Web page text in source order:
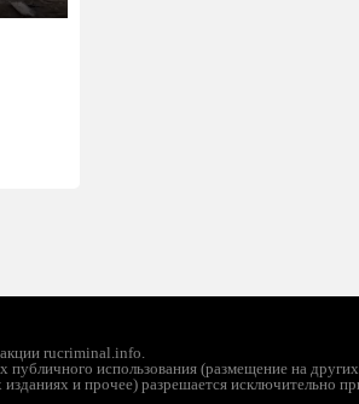
PIP
rucriminal.info.
публичного использования (размещение на других
и прочее) разрешается исключительно